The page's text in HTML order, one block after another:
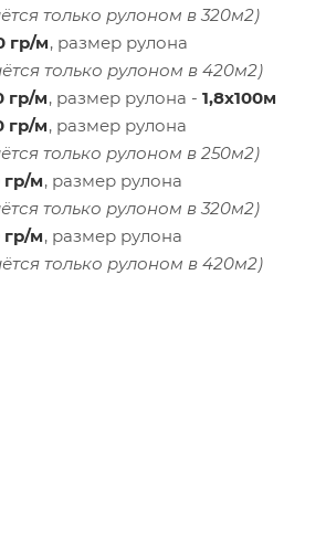
только рулоном в 320м2)
гр/м, размер рулона
только рулоном в 420м2)
гр/м, размер рулона - 1,8х100м
гр/м, размер рулона
только рулоном в 250м2)
гр/м, размер рулона
только рулоном в 320м2)
гр/м, размер рулона
только рулоном в 420м2)